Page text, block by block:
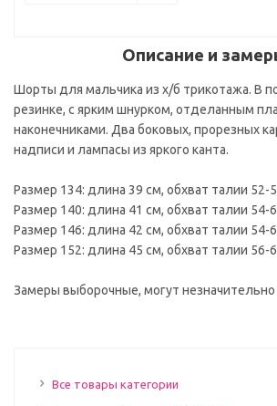
Описание и
Шорты для мальчика из х/б трикотажа. В
резинке, с ярким шнурком, отделанным
наконечниками. Два боковых, прорезных
надписи и лампасы из яркого канта.
Размер 134: длина 39 см, обхват талии 52-
Размер 140: длина 41 см, обхват талии 54-
Размер 146: длина 42 см, обхват талии 54-
Размер 152: длина 45 см, обхват талии 56-
Замеры выборочные, могут незначительно
Все товары категории